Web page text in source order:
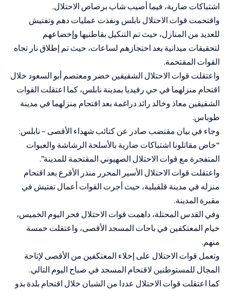
اشتباكات ضارية، فيما أصيب شاب برصاص الاحتلال.
واقتحمت قوات الاحتلال نابلس ونفذت عمليات دهم وتفتيش
للعديد من المنازل، حيث تم التنكيل بقاطنيها وإخضاعهم
لتحقيقات ميدانية بعد احتجازهم لساعات، حيث تم إطلاق نار تجاه
القوات المقتحمة.
واعتقلت قوات الاحتلال الشقيقين خضر ومعتصم أبو السعود خلال
اقتحام منزلهما في حي رفيديا بمدينة نابلس، كما اعتقلت القوات
الشقيقين معاذ وخالد رائد دراغمة بعد اقتحام منزلهما في مدينة
طوباس.
وجاء في بيان مقتضب صادر عن كتائب شهداء الأقصى – نابلس:
“خاض مقاتلونا اشتباكات ضارية بالأسلحة الرشاشة والعبوات
المتفجرة مع قوات الاحتلال الصهيوني المقتحمة للمدينة”.
واعتقلت قوات الاحتلال الأسير المحرر منذر الأقرع بعد اقتحام
منزله في مدينة قلقيلية، حيث أجرت القوات أعمال تفتيش في
مقبرة المدينة.
وفي القدس المحتلة، داهمت قوات الاحتلال فحر اليوم الخميس،
خيام المعتكفين في باحات المسجد الأقصى، واعتقلت خمسة
منهم.
وتعمل قوات الاحتلال على إخلاء المعتكفين من الأقصى لإتاحة
المجال للمستوطنين لاقتحام المسجد في صباح اليوم التالي.
كما اعتقلت قوات الاحتلال عددا من الشبان خلال اقتحام بلدة بدو